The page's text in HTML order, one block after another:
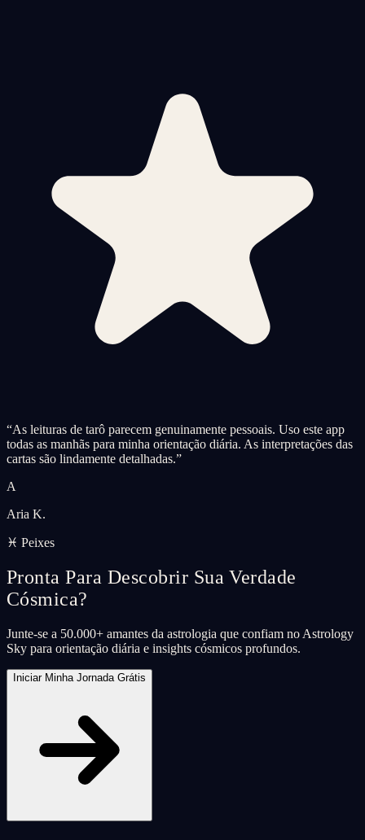
“As leituras de tarô parecem genuinamente pessoais. Uso este app
todas as manhãs para minha orientação diária. As interpretações das
cartas são lindamente detalhadas.”
A
Aria K.
♓ Peixes
Pronta Para Descobrir Sua Verdade
Cósmica?
Junte-se a 50.000+ amantes da astrologia que confiam no Astrology
Sky para orientação diária e insights cósmicos profundos.
Iniciar Minha Jornada Grátis